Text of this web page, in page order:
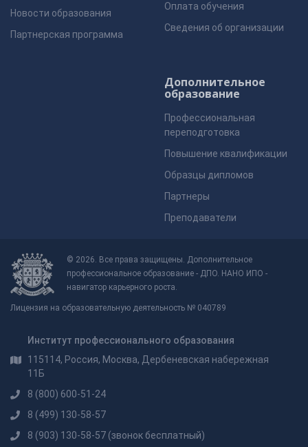
Новости образования
Партнерская программа
Оплата обучения
Сведения об организации
Дополнительное
образование
Профессиональная
переподготовка
Повышение квалификации
Образцы дипломов
Партнеры
Преподаватели
© 2026. Все права защищены. Дополнительное
профессиональное образование - ДПО. НАНО ИПО -
навигатор карьерного роста.
Лицензия на образовательную деятельность № 040789
Институт профессионального образования
115114, Россия, Москва, Дербеневская набережная
11Б
8 (800) 600-51-24
8 (499) 130-58-57
8 (903) 130-58-57 (звонок бесплатный)